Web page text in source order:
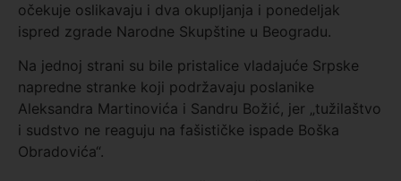
očekuje oslikavaju i dva okupljanja i ponedeljak
ispred zgrade Narodne Skupštine u Beogradu.
Na jednoj strani su bile pristalice vladajuće Srpske
napredne stranke koji podržavaju poslanike
Aleksandra Martinovića i Sandru Božić, jer „tužilaštvo
i sudstvo ne reaguju na fašističke ispade Boška
Obradovića“.